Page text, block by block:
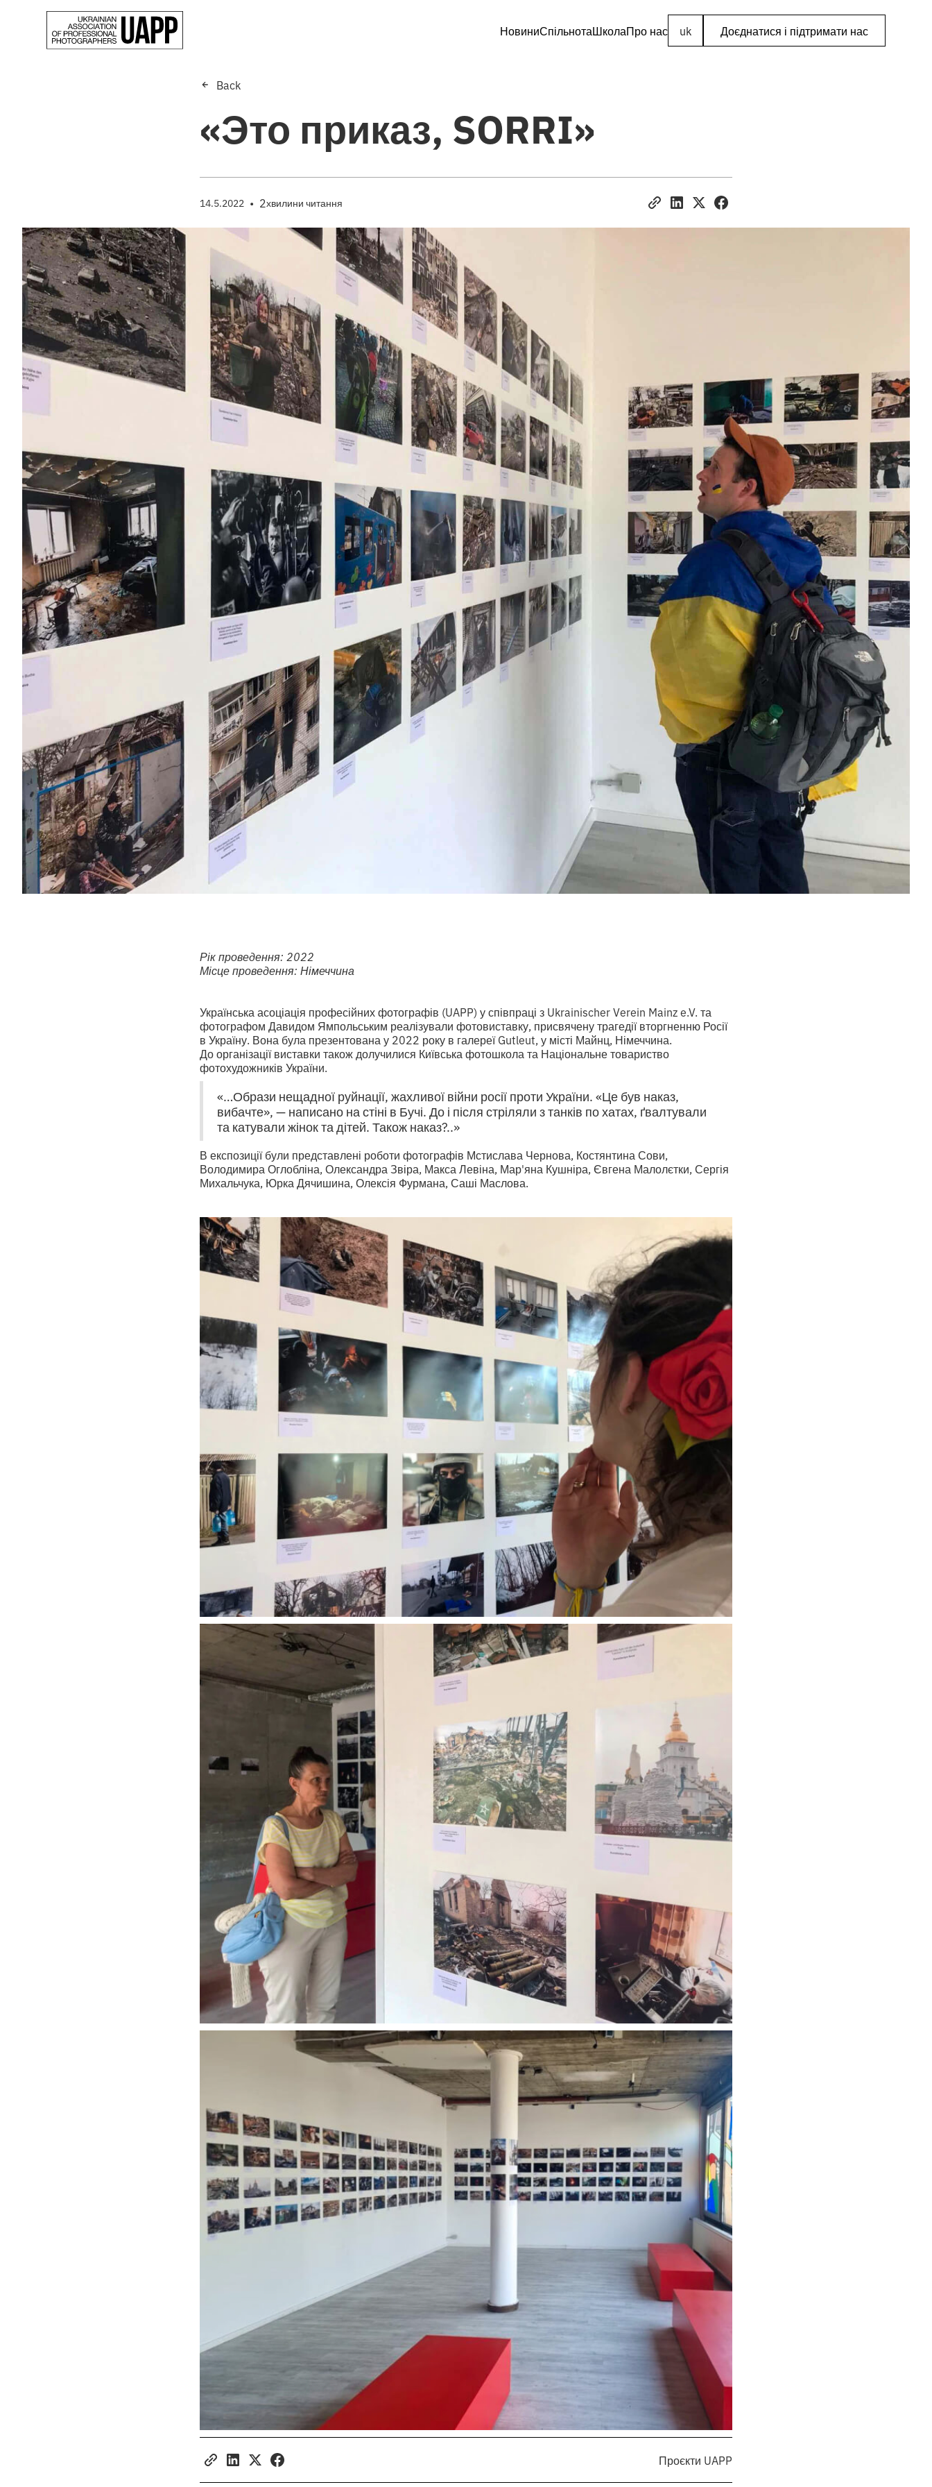
НовиниСпільнотаШколаПро нас uk Доєднатися і підтримати нас
Back
«Это приказ, SORRI»
14.5.2022 • 2хвилини читання
Рік проведення: 2022
Місце проведення: Німеччина
Українська асоціація професійних фотографів (UAPP) у співпраці з Ukrainischer Verein Mainz e.V. та
фотографом Давидом Ямпольським реалізували фотовиставку, присвячену трагедії вторгненню Росії
в Україну. Вона була презентована у 2022 року в галереї Gutleut, у місті Майнц, Німеччина.
До організації виставки також долучилися Київська фотошкола та Національне товариство
фотохудожників України.
«…Образи нещадної руйнації, жахливої війни росії проти України. «Це був наказ,
вибачте», — написано на стіні в Бучі. До і після стріляли з танків по хатах, ґвалтували
та катували жінок та дітей. Також наказ?..»
В експозиції були представлені роботи фотографів Мстислава Чернова, Костянтина Сови,
Володимира Оглобліна, Олександра Звіра, Макса Левіна, Мар'яна Кушніра, Євгена Малолєтки, Сергія
Михальчука, Юрка Дячишина, Олексія Фурмана, Саші Маслова.
Проєкти UAPP